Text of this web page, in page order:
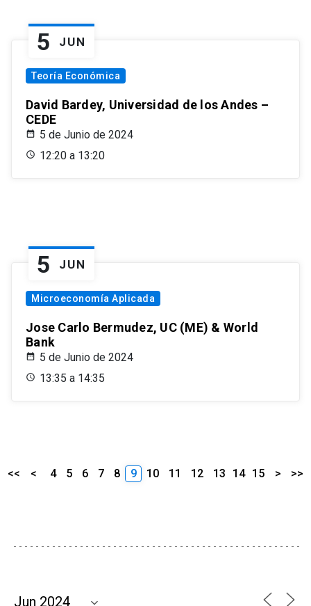
5 JUN
Teoría Económica
David Bardey, Universidad de los Andes –
CEDE
5 de Junio de 2024
12:20 a 13:20
5 JUN
Microeconomía Aplicada
Jose Carlo Bermudez, UC (ME) & World
Bank
5 de Junio de 2024
13:35 a 14:35
<< < 4 5 6 7 8 9 10 11 12 13 14 15 > >>